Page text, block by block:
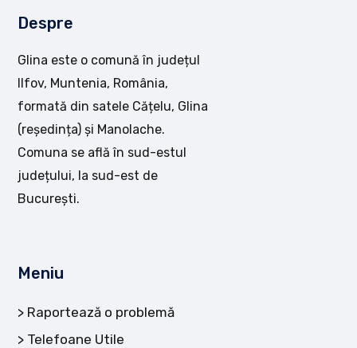
Despre
Glina este o comună în județul
Ilfov, Muntenia, România,
formată din satele Cățelu, Glina
(reședința) și Manolache.
Comuna se află în sud-estul
județului, la sud-est de
București.
Meniu
Raportează o problemă
Telefoane Utile